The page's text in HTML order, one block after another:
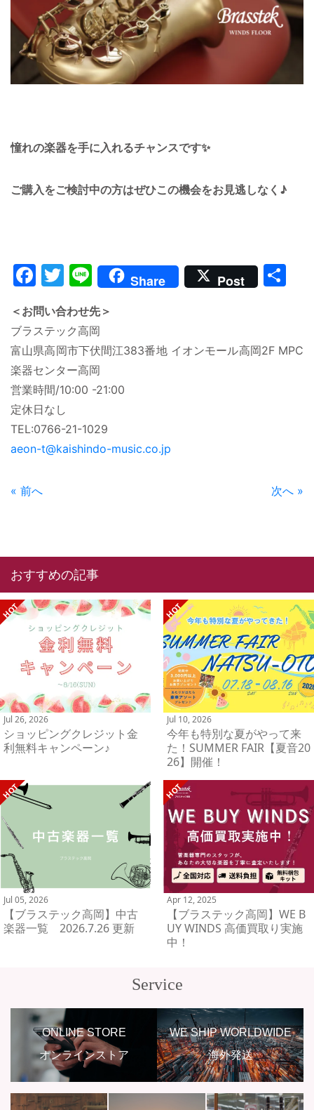
憧れの楽器を手に入れるチャンスです✨
ご購入をご検討中の方はぜひこの機会をお見逃しなく♪
Facebook
Twitter
LineShare Post
＜お問い合わせ先＞
ブラステック高岡
富山県高岡市下伏間江383番地 イオンモール高岡2F MPC
楽器センター高岡
営業時間/10:00 -21:00
定休日なし
TEL:0766-21-1029
aeon-t@kaishindo-music.co.jp
« 前へ 次へ »
おすすめの記事
Jul 26, 2026
ショッピングクレジット金
利無料キャンペーン♪
Jul 10, 2026
今年も特別な夏がやって来
た！SUMMER FAIR【夏音20
26】開催！
Jul 05, 2026
【ブラステック高岡】中古
楽器一覧 2026.7.26 更新
Apr 12, 2025
【ブラステック高岡】WE B
UY WINDS 高価買取り実施
中！
Service
ONLINE STORE
オンラインストア
WE SHIP WORLDWIDE
海外発送